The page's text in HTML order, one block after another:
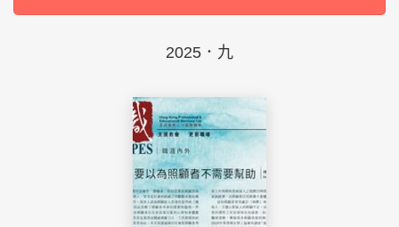
2025．九